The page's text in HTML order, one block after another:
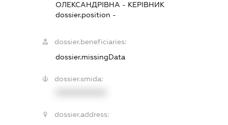
ОЛЕКСАНДРІВНА - КЕРІВНИК
dossier.position -
dossier.beneficiaries:
dossier.missingData
dossier.smida:
dossier.address: